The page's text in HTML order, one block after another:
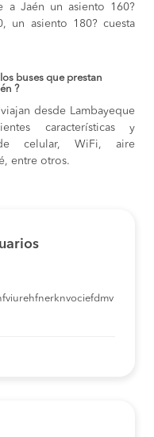
a Jaén un asiento 160?
un asiento 180? cuesta
buses que prestan
?
desde Lambayeque
características y
celular, WiFi, aire
entre otros.